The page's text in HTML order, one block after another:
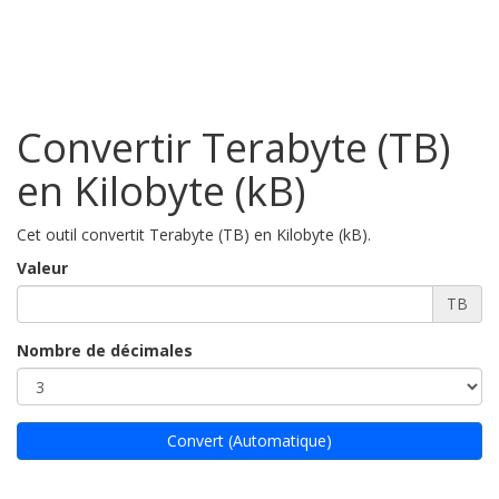
Convertir Terabyte (TB)
en Kilobyte (kB)
Cet outil convertit Terabyte (TB) en Kilobyte (kB).
Valeur
TB
Nombre de décimales
Convert (Automatique)